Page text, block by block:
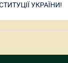
УКРАЇНИ!